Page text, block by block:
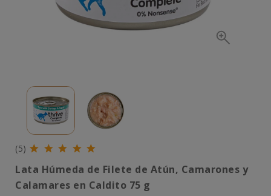
(5)
Lata Húmeda de Filete de Atún, Camarones y
Calamares en Caldito 75 g